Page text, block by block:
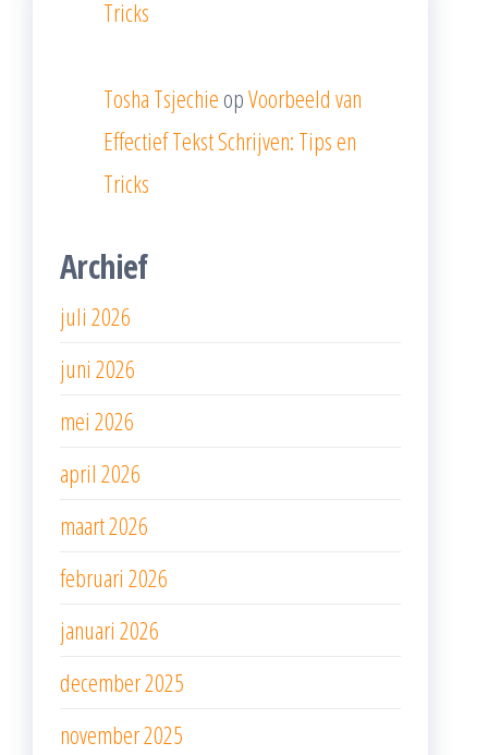
Tricks
Tosha Tsjechie opVoorbeeld van
Effectief Tekst Schrijven: Tips en
Tricks
Archief
juli 2026
juni 2026
mei 2026
april 2026
maart 2026
februari 2026
januari 2026
december 2025
november 2025